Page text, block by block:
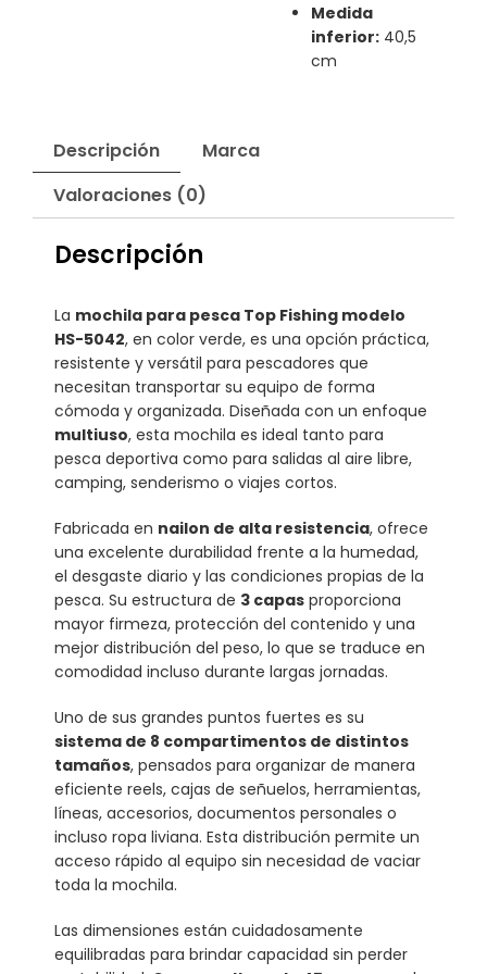
Medida
inferior: 40,5
cm
Descripción
Marca
Valoraciones (0)
Descripción
La mochila para pesca Top Fishing modelo
HS-5042, en color verde, es una opción práctica,
resistente y versátil para pescadores que
necesitan transportar su equipo de forma
cómoda y organizada. Diseñada con un enfoque
multiuso, esta mochila es ideal tanto para
pesca deportiva como para salidas al aire libre,
camping, senderismo o viajes cortos.
Fabricada en nailon de alta resistencia, ofrece
una excelente durabilidad frente a la humedad,
el desgaste diario y las condiciones propias de la
pesca. Su estructura de 3 capas proporciona
mayor firmeza, protección del contenido y una
mejor distribución del peso, lo que se traduce en
comodidad incluso durante largas jornadas.
Uno de sus grandes puntos fuertes es su
sistema de 8 compartimentos de distintos
tamaños, pensados para organizar de manera
eficiente reels, cajas de señuelos, herramientas,
líneas, accesorios, documentos personales o
incluso ropa liviana. Esta distribución permite un
acceso rápido al equipo sin necesidad de vaciar
toda la mochila.
Las dimensiones están cuidadosamente
equilibradas para brindar capacidad sin perder